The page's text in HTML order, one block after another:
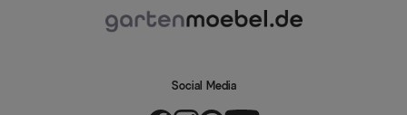
Social Media